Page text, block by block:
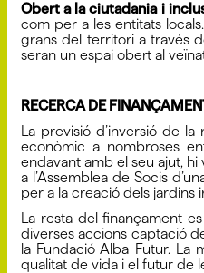
Obert a la ciutadania i
com per a les entitats
grans del territori a través
seran un espai obert al
RECERCA DE
La previsió d’inversió de
econòmic a nombroses
endavant amb el seu ajut,
a l’Assemblea de Socis
per a la creació dels jardins
La resta del finançament
diverses accions captació
la Fundació Alba Futur. La
qualitat de vida i el futur de